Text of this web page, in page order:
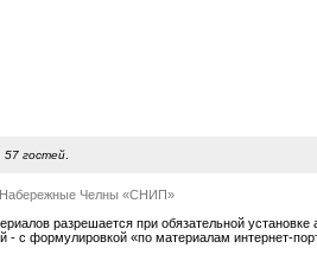
57 гостей.
Набережные Челны «СНИП»
разрешается при обязательной установке
- с формулировкой «по материалам интернет-